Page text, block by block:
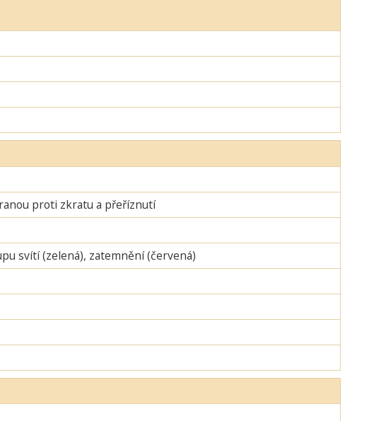
proti zkratu a přeříznutí
svítí (zelená), zatemnění (červená)